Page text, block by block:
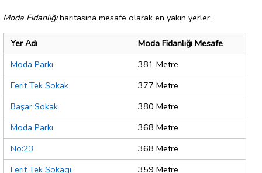
Moda Fidanlığıharitasına mesafe olarak en yakın yerler:
Yer Adı
Moda Fidanlığı Mesafe
Moda Parkı
381 Metre
Ferit Tek Sokak
377 Metre
Başar Sokak
380 Metre
Moda Parkı
368 Metre
No:23
368 Metre
Ferit Tek Sokagi
359 Metre